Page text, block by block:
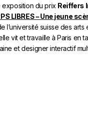
exposition du prix Reiffers
LIBRES – Une jeune
l’université suisse des
vit et travaille à Paris en
et designer interactif